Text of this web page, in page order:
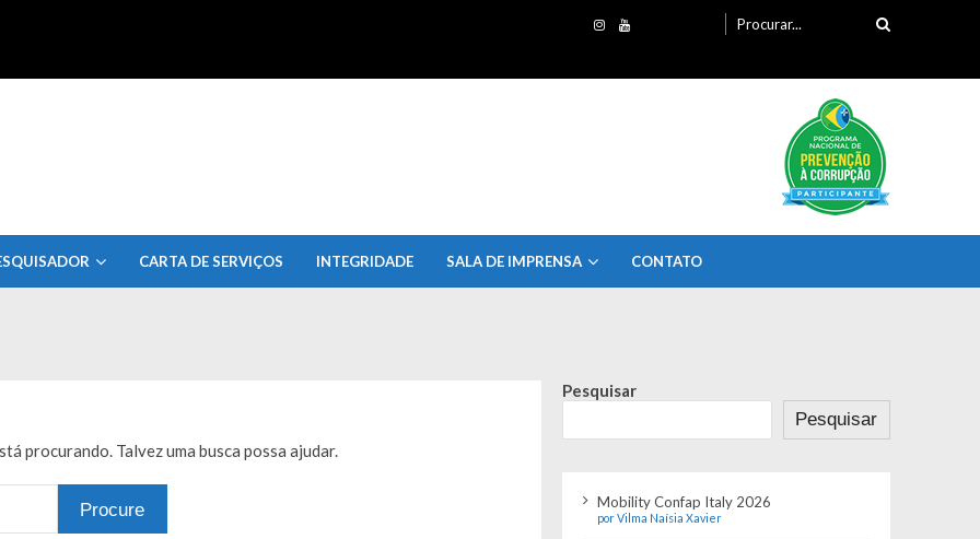
por:
CARTA DE SERVIÇOS INTEGRIDADE SALA DE IMPRENSA CONTATO
procurando. Talvez uma busca possa ajudar.
Pesquisar
Pesquisar
Mobility Confap Italy 2026
por Vilma Naísia Xavier